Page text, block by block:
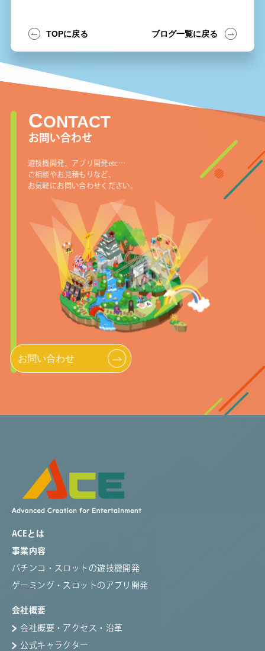
TOPに戻る ブログ一覧に戻る
CONTACT
お問い合わせ
遊技機開発、アプリ開発etc…
ご相談やお見積もりなど、
お気軽にお問い合わせください。
お問い合わせ
ACEとは
事業内容
パチンコ・スロットの遊技機開発
ゲーミング・スロットのアプリ開発
会社概要
会社概要・アクセス・沿革
公式キャラクター